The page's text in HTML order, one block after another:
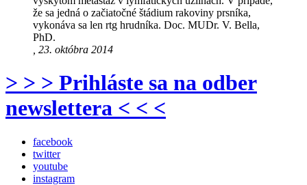
že sa jedná o začiatočné štádium rakoviny prsníka,
vykonáva sa len rtg hrudníka. Doc. MUDr. V. Bella,
PhD.
, 23. októbra 2014
> > > Prihláste sa na odber
newslettera < < <
facebook
twitter
youtube
instagram